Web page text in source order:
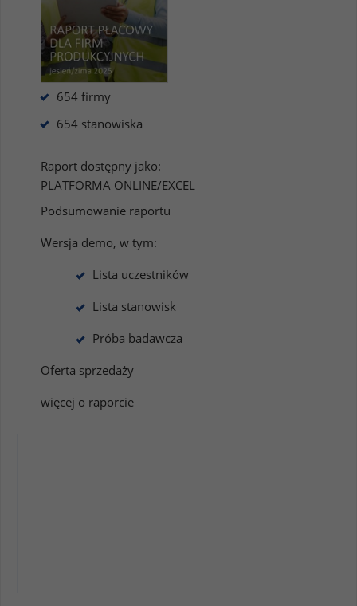
654 firmy
654 stanowiska
Raport dostępny jako:
PLATFORMA ONLINE/EXCEL
Podsumowanie raportu
Wersja demo, w tym:
Lista uczestników
Lista stanowisk
Próba badawcza
Oferta sprzedaży
więcej o raporcie